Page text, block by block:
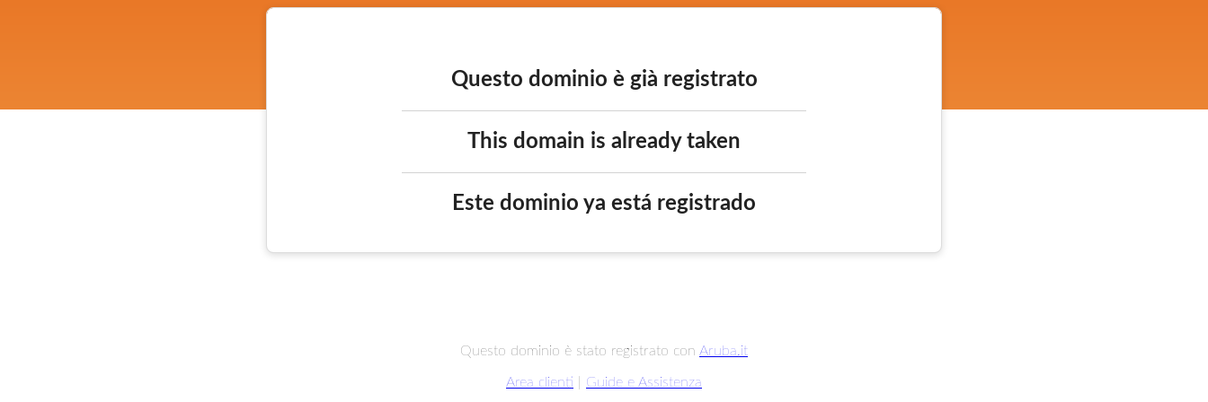
Questo dominio è già registrato
This domain is already taken
Este dominio ya está registrado
Questo dominio è stato registrato con Aruba.it
Area clienti Guide e Assistenza